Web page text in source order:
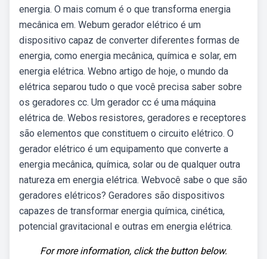
energia. O mais comum é o que transforma energia
mecânica em. Webum gerador elétrico é um
dispositivo capaz de converter diferentes formas de
energia, como energia mecânica, química e solar, em
energia elétrica. Webno artigo de hoje, o mundo da
elétrica separou tudo o que você precisa saber sobre
os geradores cc. Um gerador cc é uma máquina
elétrica de. Webos resistores, geradores e receptores
são elementos que constituem o circuito elétrico. O
gerador elétrico é um equipamento que converte a
energia mecânica, química, solar ou de qualquer outra
natureza em energia elétrica. Webvocê sabe o que são
geradores elétricos? Geradores são dispositivos
capazes de transformar energia química, cinética,
potencial gravitacional e outras em energia elétrica.
For more information, click the button below.